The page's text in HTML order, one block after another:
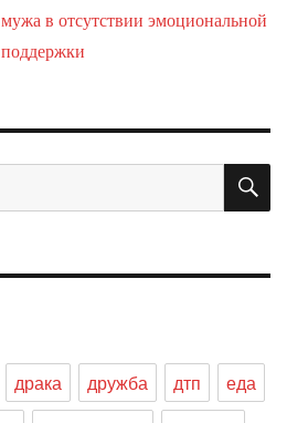
мужа в отсутствии эмоциональной
поддержки
драка дружба дтп
еда